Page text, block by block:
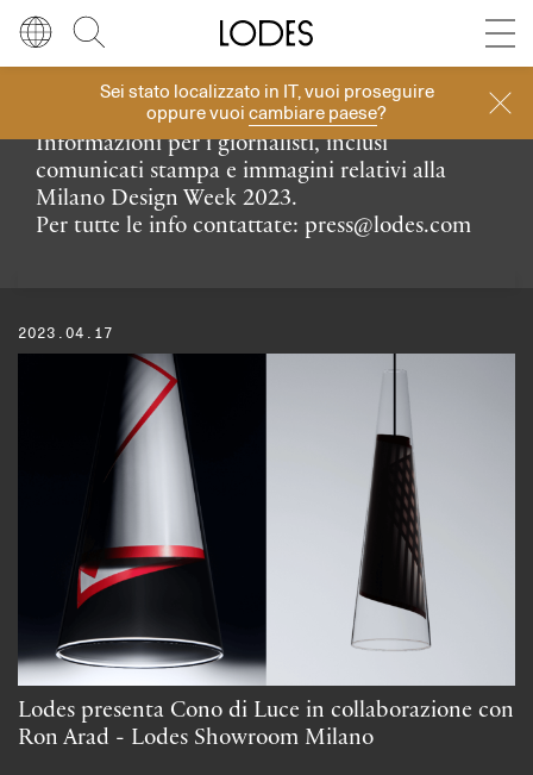
Sei stato localizzato in IT, vuoi proseguire
oppure vuoicambiare paese?
LinguaItaliano
Italiano
English
Deutsch
Русский
RegioneEuropa
Europa
Resto del mondo
Diesel Living with Lodes
Lodes alla Milano Design Week 2023
Informazioni per i giornalisti, inclusi
comunicati stampa e immagini relativi alla
Milano Design Week 2023.
Per tutte le info contattate: press@lodes.com
2023.04.17
Lodes presenta Cono di Luce in collaborazione con
Ron Arad - Lodes Showroom Milano